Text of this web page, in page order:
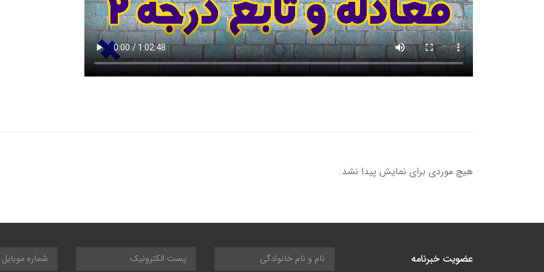
هیچ موردی برای نمایش پیدا نشد.
عضویت خبرنامه